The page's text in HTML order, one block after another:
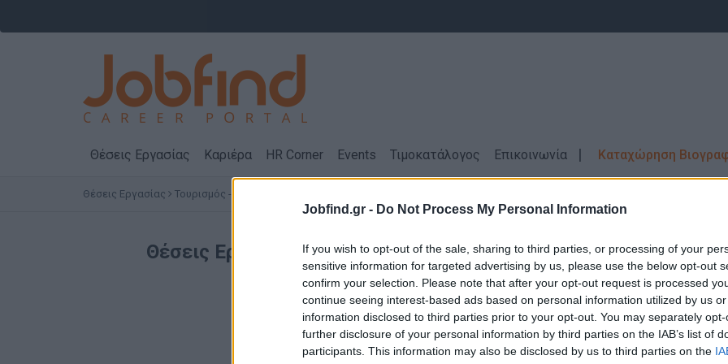
Jobfind.gr - Do Not Process My Personal Information
If you wish to opt-out of the sale, sharing to third parties, or processing of your
sensitive information for targeted advertising by us, please use the below opt-out
confirm your selection. Please note that after your opt-out request is processed
continue seeing interest-based ads based on personal information utilized by us
information disclosed to third parties prior to your opt-out. You may separately
further disclosure of your personal information by third parties on the IAB’s list of
participants. This information may also be disclosed by us to third parties on the
Θέσεις Εργασίας Καριέρα HR Corner Events Τιμοκατάλογος Επικοινωνία Καταχώρηση
Θέσεις Εργασίας Τουρισμός - Ξενοδοχεία
Θέσεις Εργασίας Τουρισμός - Ξενοδοχεία \ ΑΝΤΙΠΑΡΟΣ \
Δεν βρέθηκαν αποτελέσματα για την αναζήτηση σας!